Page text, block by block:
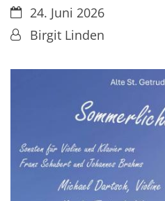
Datum:24. Juni 2026
Von:Birgit Linden